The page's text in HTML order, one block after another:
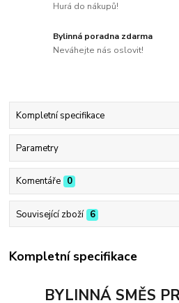
Hurá do nákupů!
Bylinná poradna zdarma
Neváhejte nás oslovit!
Kompletní specifikace
Parametry
Komentáře 0
Související zboží 6
Kompletní specifikace
BYLINNÁ SMĚS